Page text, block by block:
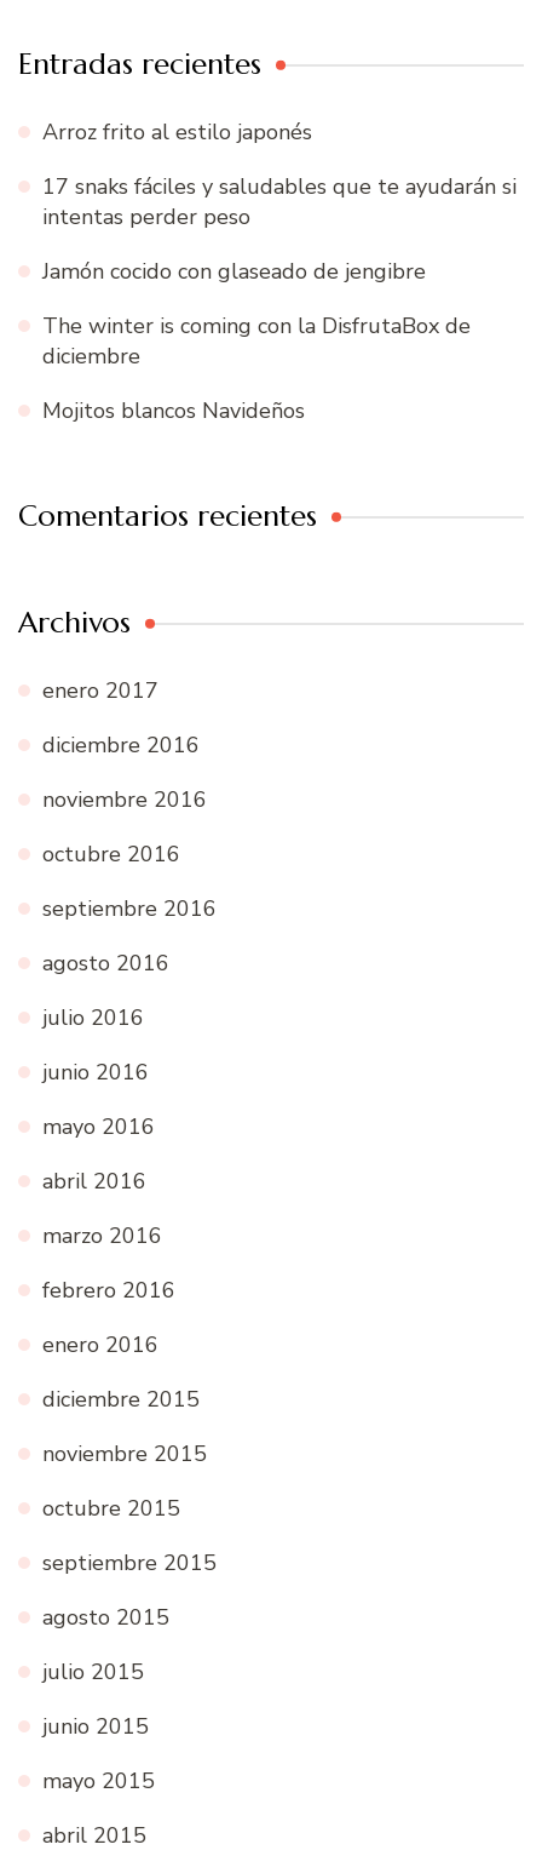
Entradas recientes
Arroz frito al estilo japonés
17 snaks fáciles y saludables que te ayudarán si
intentas perder peso
Jamón cocido con glaseado de jengibre
The winter is coming con la DisfrutaBox de
diciembre
Mojitos blancos Navideños
Comentarios recientes
Archivos
enero 2017
diciembre 2016
noviembre 2016
octubre 2016
septiembre 2016
agosto 2016
julio 2016
junio 2016
mayo 2016
abril 2016
marzo 2016
febrero 2016
enero 2016
diciembre 2015
noviembre 2015
octubre 2015
septiembre 2015
agosto 2015
julio 2015
junio 2015
mayo 2015
abril 2015